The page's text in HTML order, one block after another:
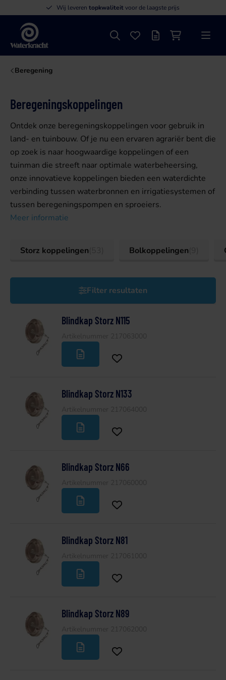
Wij leveren topkwaliteitvoor de laagste prijs
Waterkracht
ZoekenFavorieten
OffertelijstWinkelwagen
Menu
Beregening
Beregeningskoppelingen
Ontdek onze beregeningskoppelingen voor gebruik in
land- en tuinbouw. Of je nu een ervaren agrariër bent die
op zoek is naar hoogwaardige koppelingen of een
tuinman die streeft naar optimale waterbeheersing,
onze innovatieve koppelingen bieden een waterdichte
verbinding tussen waterbronnen en irrigatiesystemen of
tussen beregeningspompen en sproeiers.
Meer informatie
Storz koppelingen Bolkoppelingen
Filter resultaten
Blindkap Storz N115
Blindkap Storz N133
Blindkap Storz N66
Blindkap Storz N81
Blindkap Storz N89